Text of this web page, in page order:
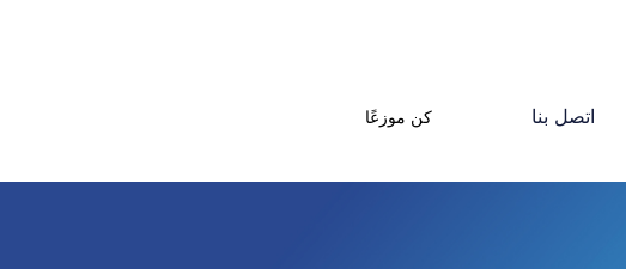
اتصل بنا كن موزعًا